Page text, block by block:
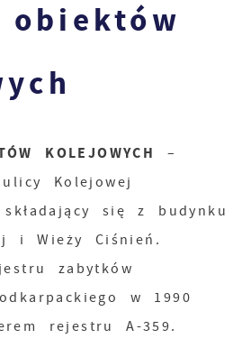
obiektów
KOLEJOWYCH
–
Kolejowej
się z budynku
i Wieży Ciśnień.
zabytków
w 1990
rejestru A-359.